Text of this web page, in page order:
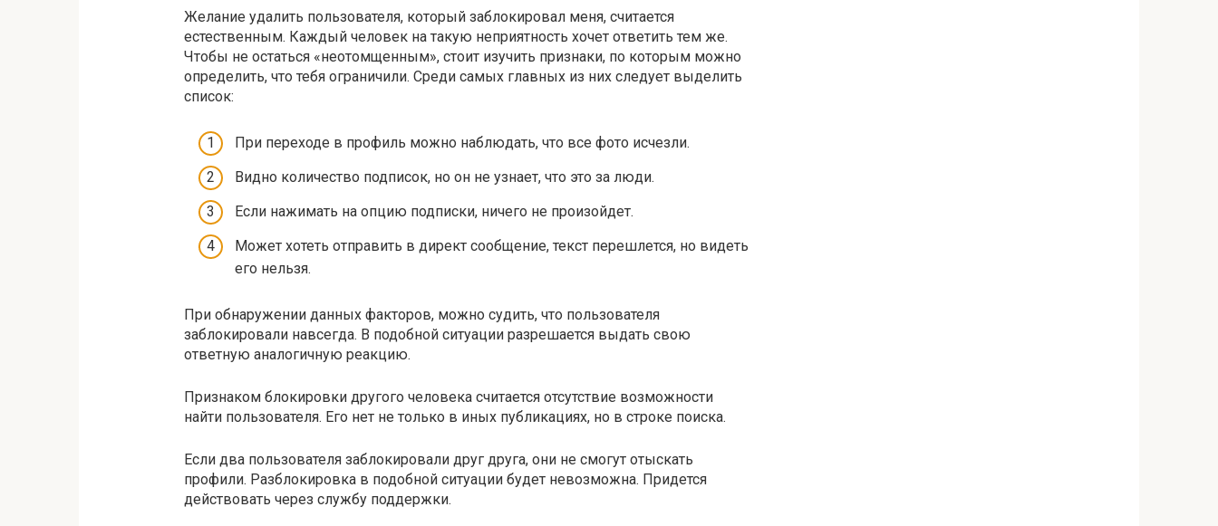
Желание удалить пользователя, который заблокировал меня, считается
естественным. Каждый человек на такую неприятность хочет ответить тем же.
Чтобы не остаться «неотомщенным», стоит изучить признаки, по которым можно
определить, что тебя ограничили. Среди самых главных из них следует выделить
список:
При переходе в профиль можно наблюдать, что все фото исчезли.
Видно количество подписок, но он не узнает, что это за люди.
Если нажимать на опцию подписки, ничего не произойдет.
Может хотеть отправить в директ сообщение, текст перешлется, но видеть
его нельзя.
При обнаружении данных факторов, можно судить, что пользователя
заблокировали навсегда. В подобной ситуации разрешается выдать свою
ответную аналогичную реакцию.
Признаком блокировки другого человека считается отсутствие возможности
найти пользователя. Его нет не только в иных публикациях, но в строке поиска.
Если два пользователя заблокировали друг друга, они не смогут отыскать
профили. Разблокировка в подобной ситуации будет невозможна. Придется
действовать через службу поддержки.